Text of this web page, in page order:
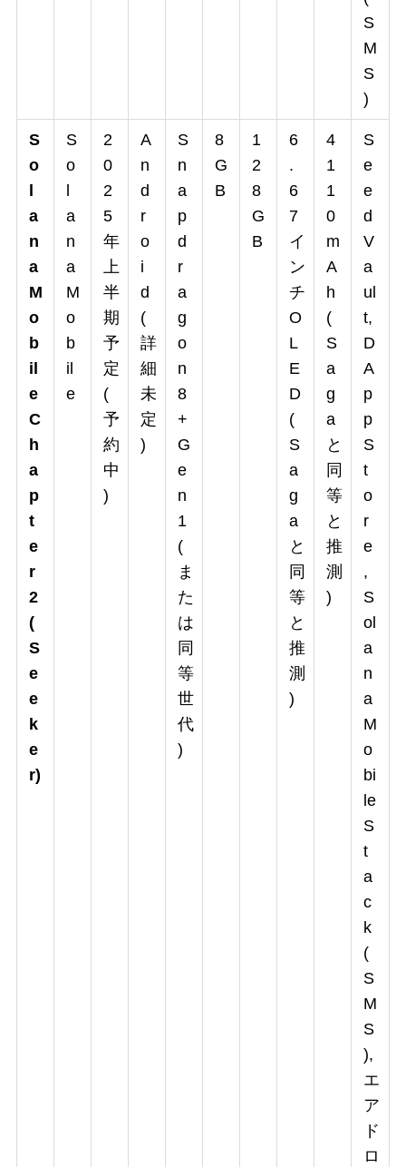
S
M
S
)
S
o
a
n
a
M
o
b
il
e
C
h
a
p
t
e
r
2
(
S
e
e
k
e
r)
S
o
a
n
a
M
o
b
il
e
2
0
2
5
年
上
半
期
予
定
(
予
約
中
)
A
n
d
r
o
i
d
(
詳
細
未
定
)
S
n
a
p
d
r
a
g
o
n
8
+
G
e
n
1
(
ま
た
は
同
等
世
代
)
8
G
B
1
2
8
G
B
6
.
6
7
イ
ン
チ
O
L
E
D
(
S
a
g
a
と
同
等
と
推
測
)
4
1
1
0
m
A
h
(
S
a
g
a
と
同
等
と
推
測
)
S
e
e
d
V
a
ul
t,
D
A
p
p
S
t
o
r
e
,
S
ol
a
n
a
M
o
bi
le
S
t
a
c
k
(
S
M
S
),
エ
ア
ド
ロ